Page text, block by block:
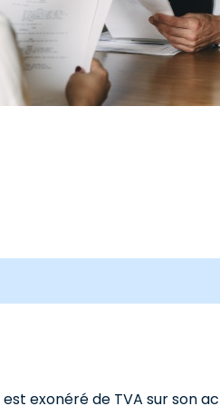
est exonéré de TVA sur son